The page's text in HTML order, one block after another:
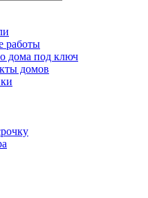
работы
дома под ключ
домов